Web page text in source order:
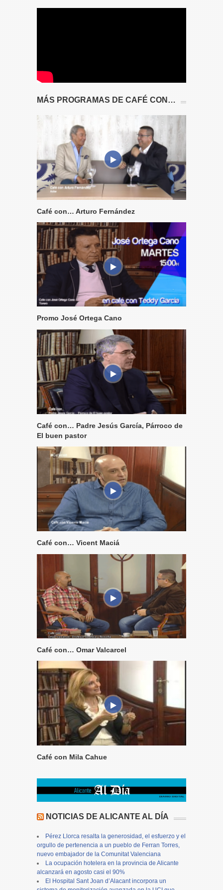
MÁS PROGRAMAS DE CAFÉ CON…
Café con… Arturo Fernández
Promo José Ortega Cano
Café con… Padre Jesús García, Párroco de
El buen pastor
Café con… Vicent Maciá
Café con… Omar Valcarcel
Café con Mila Cahue
NOTICIAS DE ALICANTE AL DÍA
Pérez Llorca resalta la generosidad, el esfuerzo y el
orgullo de pertenencia a un pueblo de Ferran Torres,
nuevo embajador de la Comunitat Valenciana
La ocupación hotelera en la provincia de Alicante
alcanzará en agosto casi el 90%
El Hospital Sant Joan d’Alacant incorpora un